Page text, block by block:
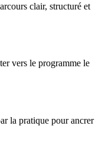
clair, structuré et
vers le programme le
la pratique pour ancrer